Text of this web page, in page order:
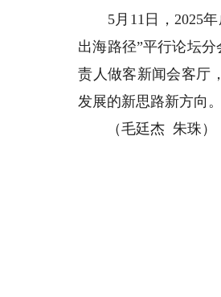
5月11日，2025年
出海路径”平行论坛
责人做客新闻会客厅
发展的新思路新方向。
（毛廷杰 朱珠）